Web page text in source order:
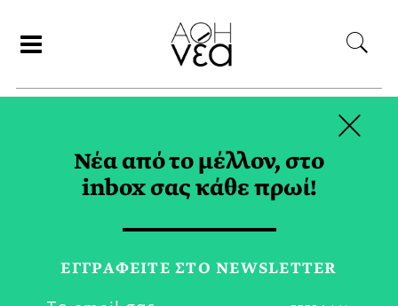
ΜΑΡΙΑ ΤΡΙΤΑΡΗ
Νέα από το μέλλον, στο
inbox σας κάθε πρωί!
ΕΓΓPΑΦΕΙΤΕ ΣΤΟ NEWSLETTER
×